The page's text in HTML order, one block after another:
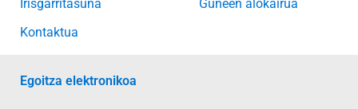
Irisgarritasuna
Kontaktua
Guneen alokairua
Egoitza elektronikoa